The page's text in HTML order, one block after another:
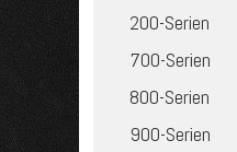
200-Serien
700-Serien
800-Serien
900-Serien